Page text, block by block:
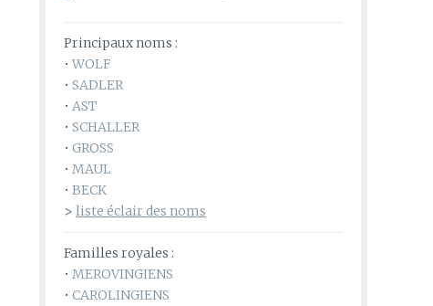
Principaux noms :
• WOLF
• SADLER
• AST
• SCHALLER
• GROSS
• MAUL
• BECK
> liste éclair des noms
Familles royales :
• MEROVINGIENS
• CAROLINGIENS